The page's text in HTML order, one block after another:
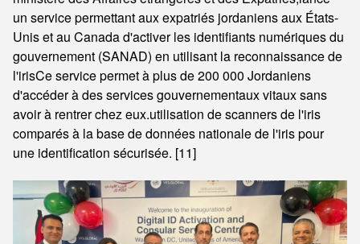
un service permettant aux expatriés jordaniens aux États-
Unis et au Canada d'activer les identifiants numériques du
gouvernement (SANAD) en utilisant la reconnaissance de
l'irisCe service permet à plus de 200 000 Jordaniens
d'accéder à des services gouvernementaux vitaux sans
avoir à rentrer chez eux.utilisation de scanners de l'iris
comparés à la base de données nationale de l'iris pour
une identification sécurisée. [11]